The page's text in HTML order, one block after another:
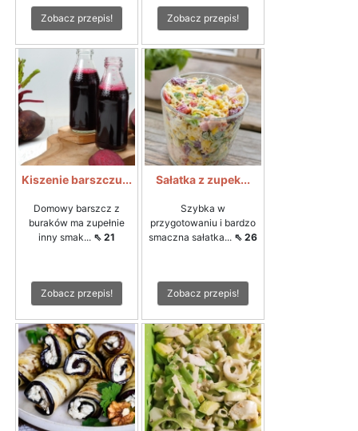
Zobacz przepis! Zobacz przepis!
Kiszenie barszczu...
Domowy barszcz z
buraków ma zupełnie
inny smak... ⇖ 21
Zobacz przepis!
Sałatka z zupek...
Szybka w
przygotowaniu i bardzo
smaczna sałatka... ⇖ 26
Zobacz przepis!